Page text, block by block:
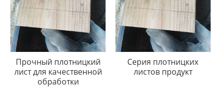
Прочный плотницкий
лист для качественной
обработки
Серия плотницких
листов продукт